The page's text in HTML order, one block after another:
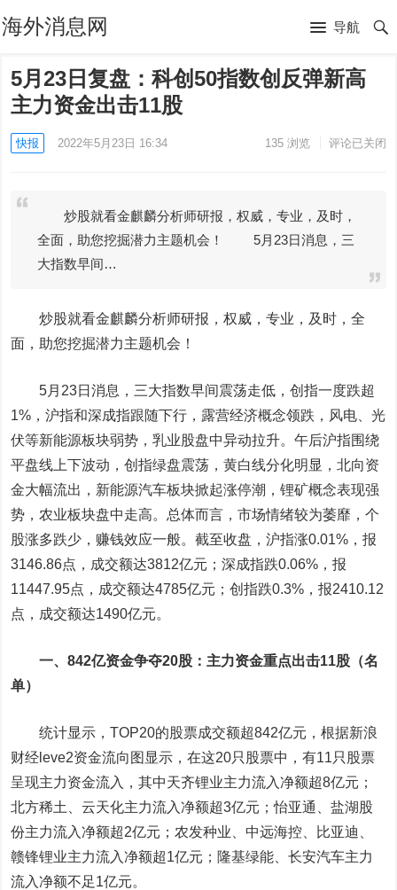
海外消息网 导航
5月23日复盘：科创50指数创反弹新高
主力资金出击11股
快报 2022年5月23日 16:34 135浏览 评论已关闭
炒股就看金麒麟分析师研报，权威，专业，及时，
全面，助您挖掘潜力主题机会！ 5月23日消息，三
大指数早间…
炒股就看金麒麟分析师研报，权威，专业，及时，全
面，助您挖掘潜力主题机会！
5月23日消息，三大指数早间震荡走低，创指一度跌超
1%，沪指和深成指跟随下行，露营经济概念领跌，风电、光
伏等新能源板块弱势，乳业股盘中异动拉升。午后沪指围绕
平盘线上下波动，创指绿盘震荡，黄白线分化明显，北向资
金大幅流出，新能源汽车板块掀起涨停潮，锂矿概念表现强
势，农业板块盘中走高。总体而言，市场情绪较为萎靡，个
股涨多跌少，赚钱效应一般。截至收盘，沪指涨0.01%，报
3146.86点，成交额达3812亿元；深成指跌0.06%，报
11447.95点，成交额达4785亿元；创指跌0.3%，报2410.12
点，成交额达1490亿元。
一、842亿资金争夺20股：主力资金重点出击11股（名
单）
统计显示，TOP20的股票成交额超842亿元，根据新浪
财经leve2资金流向图显示，在这20只股票中，有11只股票
呈现主力资金流入，其中天齐锂业主力流入净额超8亿元；
北方稀土
、云天化主力流入净额超3亿元；怡亚通 、盐湖股
份主力流入净额超2亿元；农发种业 中远海控 比亚迪
赣锋锂业主力流入净额超1亿元； 隆基绿能 、长安汽车主力
流入净额不足1亿元。